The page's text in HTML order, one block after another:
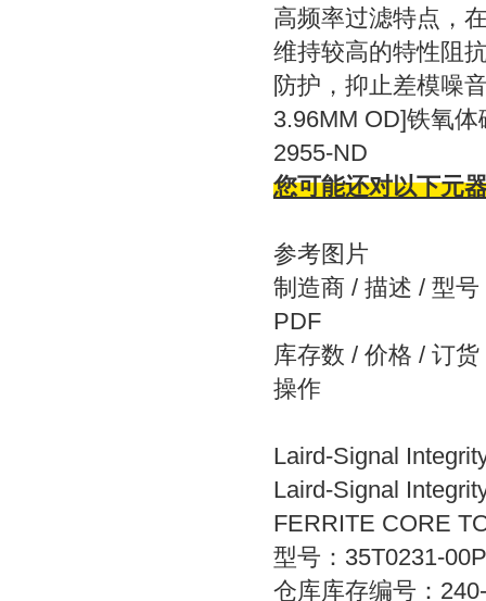
高频率过滤特点，
维持较高的特性阻
防护，抑止差模噪
3.96MM OD]铁氧
2955-ND
您可能还对以下元
参考图片
制造商 / 描述 / 型
PDF
库存数 / 价格 / 订货
操作
Laird-Signal
Laird-Signal
FERRITE CORE
型号：35T0231-00P
仓库库存编号：